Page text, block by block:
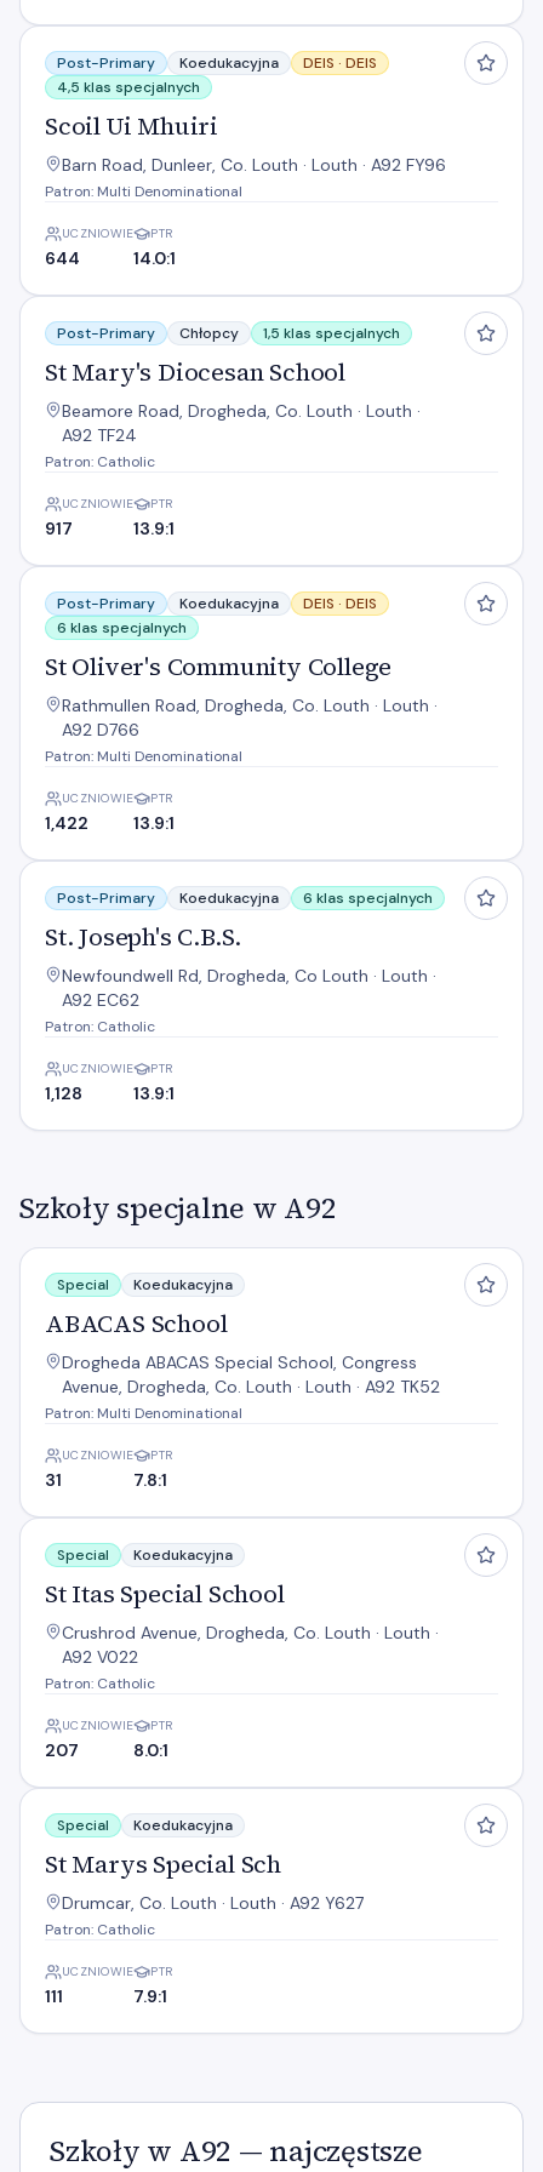
Scoil Ui Mhuiri
Post-Primary Koedukacyjna DEIS · DEIS
4,5 klas specjalnych
Scoil Ui Mhuiri
Barn Road, Dunleer, Co. Louth · Louth · A92 FY96
Patron: Multi Denominational
UCZNIOWIE
644
PTR
14.0:1
St Mary's Diocesan School
Post-Primary Chłopcy 1,5 klas specjalnych
St Mary's Diocesan School
Beamore Road, Drogheda, Co. Louth · Louth ·
A92 TF24
Patron: Catholic
UCZNIOWIE
917
PTR
13.9:1
St Oliver's Community College
Post-Primary Koedukacyjna DEIS · DEIS
6 klas specjalnych
St Oliver's Community College
Rathmullen Road, Drogheda, Co. Louth · Louth ·
A92 D766
Patron: Multi Denominational
UCZNIOWIE
1,422
PTR
13.9:1
St. Joseph's C.B.S.
Post-Primary Koedukacyjna 6 klas specjalnych
St. Joseph's C.B.S.
Newfoundwell Rd, Drogheda, Co Louth · Louth ·
A92 EC62
Patron: Catholic
UCZNIOWIE
1,128
PTR
13.9:1
Szkoły specjalne w A92
ABACAS School
Special Koedukacyjna
ABACAS School
Drogheda ABACAS Special School, Congress
Avenue, Drogheda, Co. Louth · Louth · A92 TK52
Patron: Multi Denominational
UCZNIOWIE
31
PTR
7.8:1
St Itas Special School
Special Koedukacyjna
St Itas Special School
Crushrod Avenue, Drogheda, Co. Louth · Louth ·
A92 V022
Patron: Catholic
UCZNIOWIE
207
PTR
8.0:1
St Marys Special Sch
Special Koedukacyjna
St Marys Special Sch
Drumcar, Co. Louth · Louth · A92 Y627
Patron: Catholic
UCZNIOWIE
111
PTR
7.9:1
Szkoły w A92 — najczęstsze